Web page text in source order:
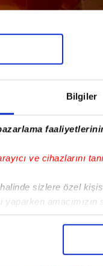
Bilgiler
ve cihazlarını
sizlere özel
yaparken
gelen
yapılan